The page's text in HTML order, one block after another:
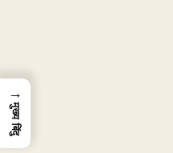
→
मुख्य बिंदु